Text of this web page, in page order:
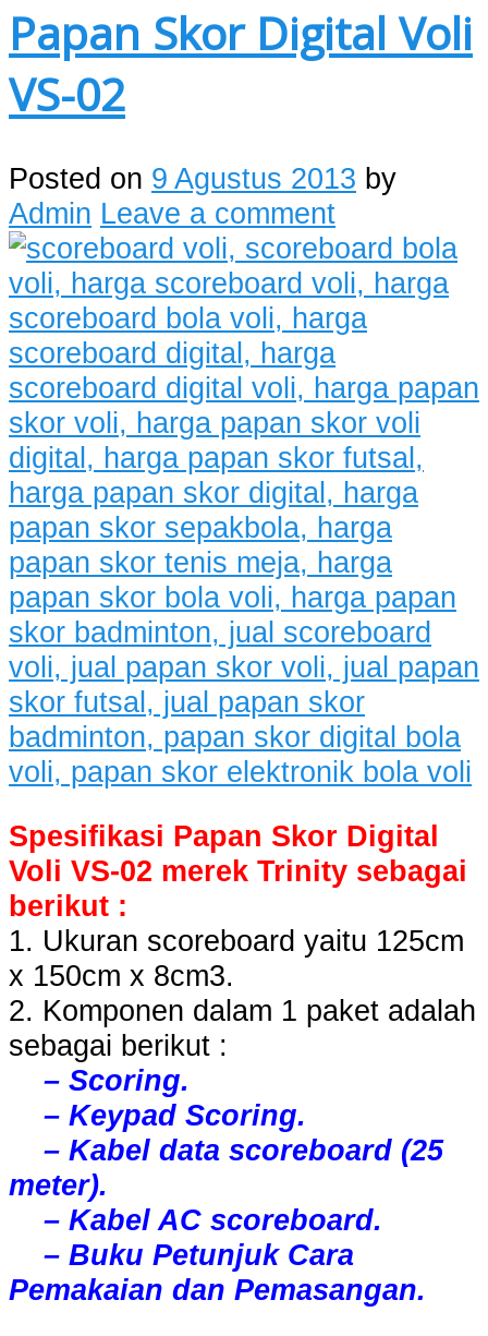
Papan Skor Digital Voli
VS-02
Posted on 9 Agustus 2013 by
Admin Leave a comment
Spesifikasi Papan Skor Digital
Voli VS-02 merek Trinity sebagai
berikut :
1. Ukuran scoreboard yaitu 125cm
x 150cm x 8cm3.
2. Komponen dalam 1 paket adalah
sebagai berikut :
– Scoring.
– Keypad Scoring.
– Kabel data scoreboard (25
meter).
– Kabel AC scoreboard.
– Buku Petunjuk Cara
Pemakaian dan Pemasangan.